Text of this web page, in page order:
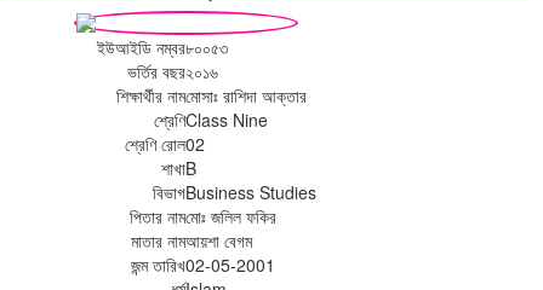
ইউআইডি নম্বর৮০০৫৩
ভর্তির বছর২০১৬
শিক্ষার্থীর নামমোসাঃ রাশিদা আক্তার
শ্রেণিClass Nine
শ্রেণি রোল02
শাখাB
বিভাগBusiness Studies
পিতার নামমোঃ জলিল ফকির
মাতার নামআয়শা বেগম
জন্ম তারিখ02-05-2001